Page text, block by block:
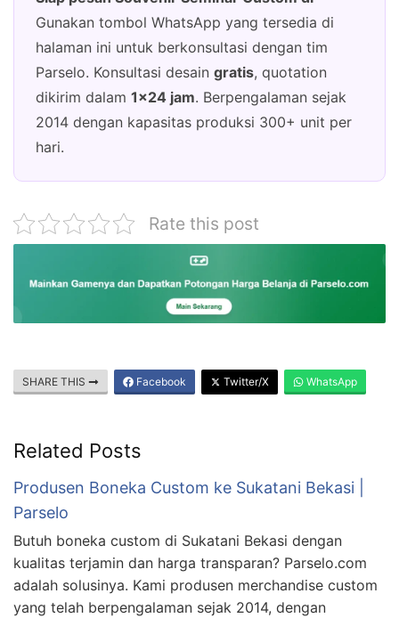
Gunakan tombol WhatsApp yang tersedia di
halaman ini untuk berkonsultasi dengan tim
Parselo. Konsultasi desain gratis, quotation
dikirim dalam 1×24 jam. Berpengalaman sejak
2014 dengan kapasitas produksi 300+ unit per
hari.
Rate this post
SHARE THIS Facebook Twitter/X WhatsApp
Related Posts
Produsen Boneka Custom ke Sukatani Bekasi |
Parselo
Butuh boneka custom di Sukatani Bekasi dengan
kualitas terjamin dan harga transparan? Parselo.com
adalah solusinya. Kami produsen merchandise custom
yang telah berpengalaman sejak 2014, dengan